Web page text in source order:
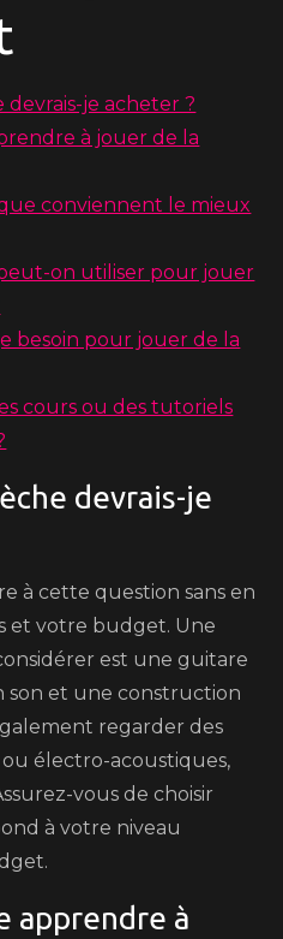
je acheter ?
à jouer de la
conviennent le mieux
on utiliser pour jouer
besoin pour jouer de la
cours ou des tutoriels
devrais-je
à cette question sans en
et votre budget. Une
est une guitare
son et une construction
regarder des
électro-acoustiques,
vous de choisir
à votre niveau
apprendre à